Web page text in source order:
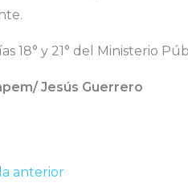
18° y 21° del Ministerio
Jesús Guerrero
anterior